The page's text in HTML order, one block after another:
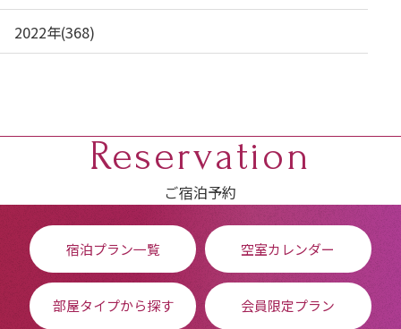
2022年(368)
Reservation
ご宿泊予約
宿泊プラン一覧 空室カレンダー
部屋タイプから探す 会員限定プラン